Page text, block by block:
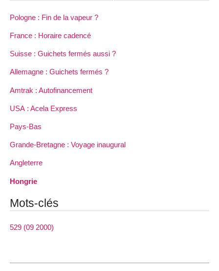
Pologne : Fin de la vapeur ?
France : Horaire cadencé
Suisse : Guichets fermés aussi ?
Allemagne : Guichets fermés ?
Amtrak : Autofinancement
USA : Acela Express
Pays-Bas
Grande-Bretagne : Voyage inaugural
Angleterre
Hongrie
Mots-clés
529 (09 2000)